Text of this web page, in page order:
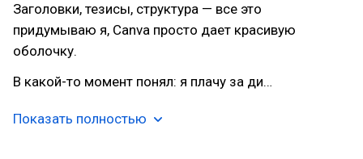
Заголовки, тезисы, структура — все это
придумываю я, Canva просто дает красивую
оболочку.
В какой-то момент понял: я плачу за ди…
Показать полностью